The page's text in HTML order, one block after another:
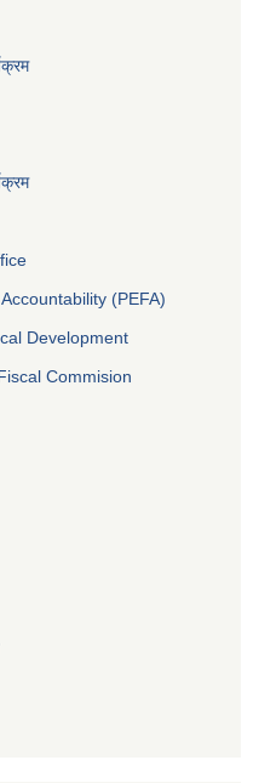
(PEFA)
Development
Commision